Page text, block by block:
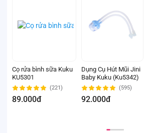
Cọ rửa bình sữa Kuku
KU5301
(221)
89.000đ
Dụng Cụ Hút Mũi Jini
Baby Kuku (Ku5342)
(595)
92.000đ